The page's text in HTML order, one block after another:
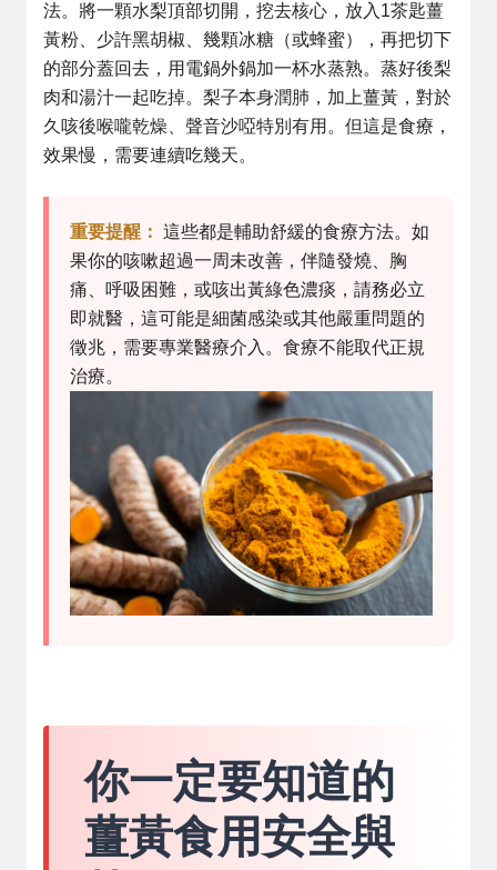
法。將一顆水梨頂部切開，挖去核心，放入1茶匙薑
黃粉、少許黑胡椒、幾顆冰糖（或蜂蜜），再把切下
的部分蓋回去，用電鍋外鍋加一杯水蒸熟。蒸好後梨
肉和湯汁一起吃掉。梨子本身潤肺，加上薑黃，對於
久咳後喉嚨乾燥、聲音沙啞特別有用。但這是食療，
效果慢，需要連續吃幾天。
重要提醒： 這些都是輔助舒緩的食療方法。如
果你的咳嗽超過一周未改善，伴隨發燒、胸
痛、呼吸困難，或咳出黃綠色濃痰，請務必立
即就醫，這可能是細菌感染或其他嚴重問題的
徵兆，需要專業醫療介入。食療不能取代正規
治療。
你一定要知道的
薑黃食用安全與